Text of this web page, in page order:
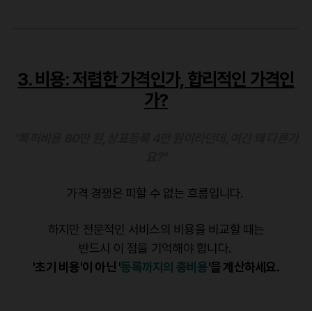
3. 비용: 저렴한 가격인가, 합리적인 가격인
가?
가격 경쟁은 피할 수 없는 흐름입니다.
하지만 전문적인 서비스의 비용을 비교할 때는
반드시 이 점을 기억해야 합니다.
'초기 비용'이 아닌 '등록까지의 총비용'을 계산하세요.